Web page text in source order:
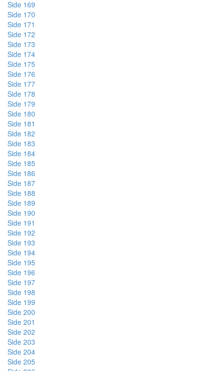
Side 169
Side 170
Side 171
Side 172
Side 173
Side 174
Side 175
Side 176
Side 177
Side 178
Side 179
Side 180
Side 181
Side 182
Side 183
Side 184
Side 185
Side 186
Side 187
Side 188
Side 189
Side 190
Side 191
Side 192
Side 193
Side 194
Side 195
Side 196
Side 197
Side 198
Side 199
Side 200
Side 201
Side 202
Side 203
Side 204
Side 205